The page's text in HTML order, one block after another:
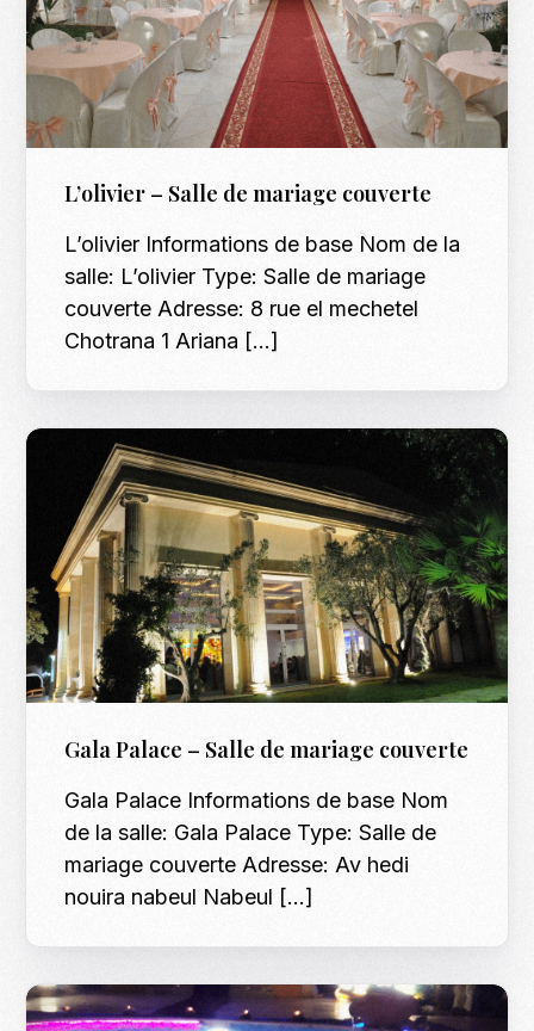
L’olivier – Salle de mariage couverte
L’olivier Informations de base Nom de la
salle: L’olivier Type: Salle de mariage
couverte Adresse: 8 rue el mechetel
Chotrana 1 Ariana […]
Gala Palace – Salle de mariage couverte
Gala Palace Informations de base Nom
de la salle: Gala Palace Type: Salle de
mariage couverte Adresse: Av hedi
nouira nabeul Nabeul […]